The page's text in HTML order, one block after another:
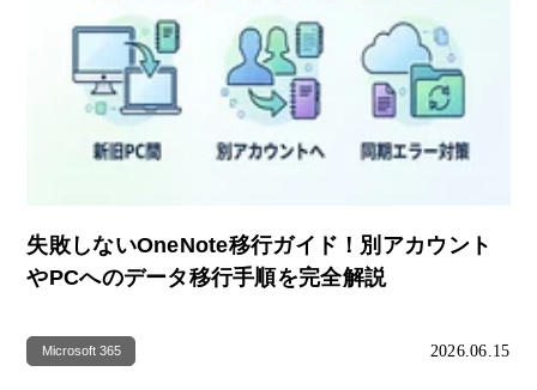
失敗しないOneNote移行ガイド！別アカウント
やPCへのデータ移行手順を完全解説
Microsoft 365 2026.06.15